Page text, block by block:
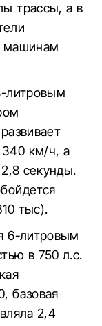
трассы, а в
машинам
литровым
340 км/ч, а
2,8 секунды.
тыс).
6-литровым
в 750 л.с.
базовая
2,4